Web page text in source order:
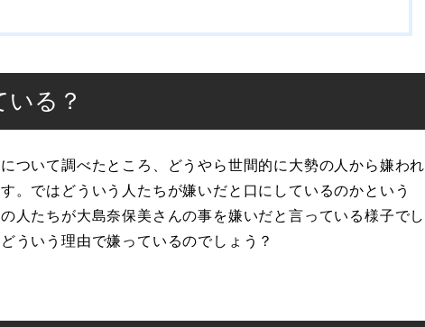
る？
ついて調べたところ、どうやら世間的に大勢の人から嫌われ
。ではどういう人たちが嫌いだと口にしているのかという
人たちが大島奈保美さんの事を嫌いだと言っている様子でし
ういう理由で嫌っているのでしょう？